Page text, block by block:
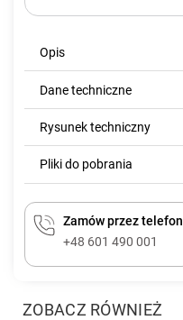
Opis
Dane techniczne
Rysunek techniczny
Pliki do pobrania
Zamów przez telefon
+48 601 490 001
ZOBACZ RÓWNIEŻ